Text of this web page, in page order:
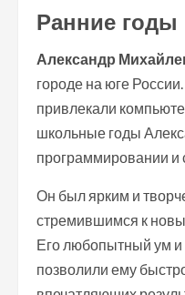
Ранние годы
Александр
городе на юге
привлекали
школьные годы
программировании и
Он был ярким и
стремившимся к
Его любопытный ум и
позволили ему